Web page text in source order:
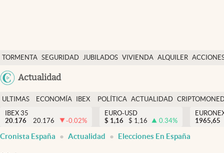
TORMENTA SEGURIDAD JUBILADOS VIVIENDA ALQUILER
USA
Colombia
Actualidad
Economía y finanzas
Política
Actualidad
Criptomonedas
España
ULTIMAS
NOTICIAS
ECONOMÍA
FINANZAS
IBEX
EURO
POLÍTICA ACTUALIDAD
IBEX 35
20.176
20.176 -0.02%
EURO-USD
$ 1,16 $ 1,16 0.34%
1965,65
Cronista España Actualidad Elecciones En España